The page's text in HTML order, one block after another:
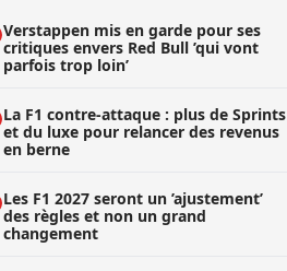
Verstappen mis en garde pour ses
critiques envers Red Bull ’qui vont
parfois trop loin’
La F1 contre-attaque : plus de Sprints
et du luxe pour relancer des revenus
en berne
Les F1 2027 seront un ’ajustement’
des règles et non un grand
changement